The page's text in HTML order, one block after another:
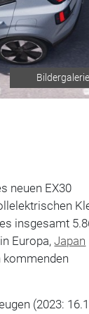
Bildergalerie
neuen EX30
insgesamt
Europa,Japan
kommenden
(2023: